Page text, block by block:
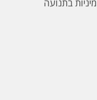
מיניות בתנועה